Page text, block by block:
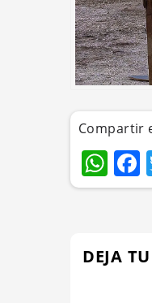
Compartir
DEJA